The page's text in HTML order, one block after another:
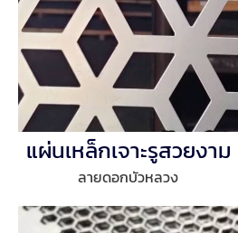
แผ่นเหล็กเจาะรูสวยงาม
ลายดอกบัวหลวง